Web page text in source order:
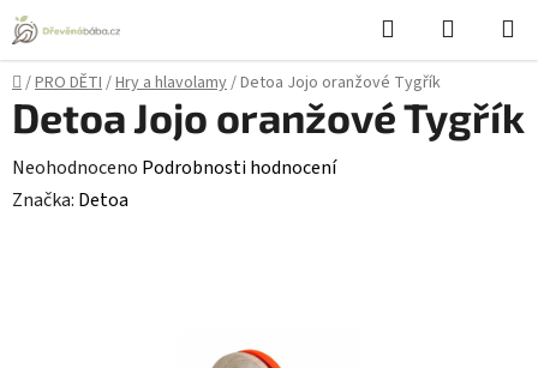
Přejít
na
obsah
Hledat
KOŠÍK
Domů
/PRO DĚTI/Hry a hlavolamy/Detoa Jojo oranžové Tygřík
Detoa Jojo oranžové Tygřík
Průměrné
hodnocení
Neohodnoceno Podrobnosti hodnocení
Značka: Detoa